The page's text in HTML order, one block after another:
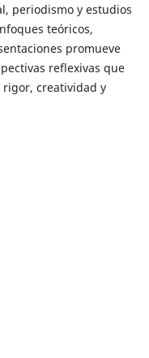
periodismo y estudios
teóricos,
promueve
reflexivas que
rigor, creatividad y